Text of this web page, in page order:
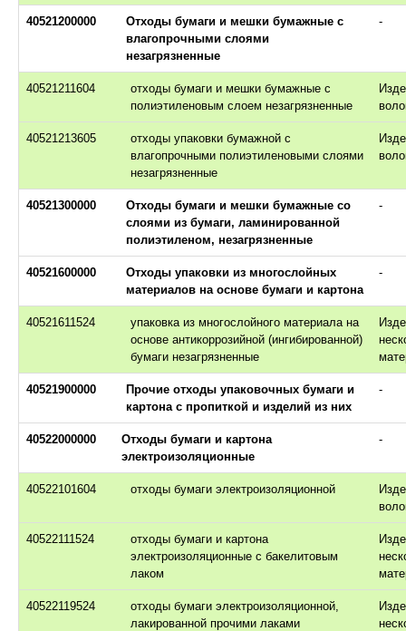
40521200000
Отходы бумаги и мешки бумажные с
влагопрочными слоями
незагрязненные
-
40521211604
отходы бумаги и мешки бумажные с
полиэтиленовым слоем незагрязненные
40521213605
отходы упаковки бумажной с
влагопрочными полиэтиленовыми слоями
незагрязненные
40521300000
Отходы бумаги и мешки бумажные со
слоями из бумаги, ламинированной
полиэтиленом, незагрязненные
-
40521600000
Отходы упаковки из многослойных
материалов на основе бумаги и картона
-
40521611524
упаковка из многослойного материала на
основе антикоррозийной (ингибированной)
бумаги незагрязненные
40521900000
Прочие отходы упаковочных бумаги и
картона с пропиткой и изделий из них
-
40522000000
Отходы бумаги и картона
электроизоляционные
-
40522101604 отходы бумаги электроизоляционной
40522111524
отходы бумаги и картона
электроизоляционные с бакелитовым
лаком
40522119524
отходы бумаги электроизоляционной,
лакированной прочими лаками